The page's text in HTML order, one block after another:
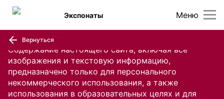
Содержание настоящего сайта, включая все
изображения и текстовую информацию,
предназначено только для персонального
некоммерческого использования, а также
использования в образовательных целях и для
Меню
Экспонаты
Вернуться